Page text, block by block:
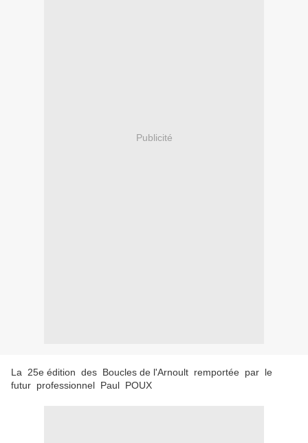
Publicité
La 25e édition des Boucles de l'Arnoult remportée par le
futur professionnel Paul POUX